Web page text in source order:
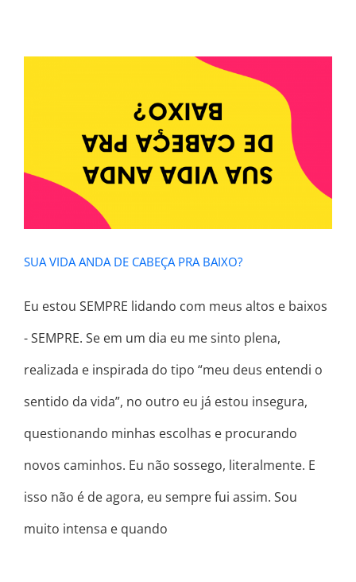
SUA VIDA ANDA DE CABEÇA PRA
BAIXO?
SUA VIDA ANDA DE CABEÇA PRA BAIXO?
Eu estou SEMPRE lidando com meus altos e baixos
- SEMPRE. Se em um dia eu me sinto plena,
realizada e inspirada do tipo “meu deus entendi o
sentido da vida”, no outro eu já estou insegura,
questionando minhas escolhas e procurando
novos caminhos. Eu não sossego, literalmente. E
isso não é de agora, eu sempre fui assim. Sou
muito intensa e quando